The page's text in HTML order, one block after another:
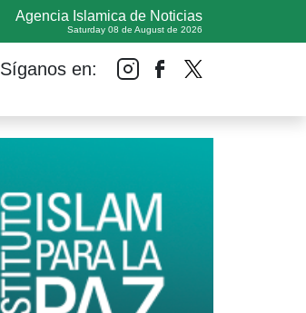
Agencia Islamica de Noticias
Saturday 08 de August de 2026
Síganos en: